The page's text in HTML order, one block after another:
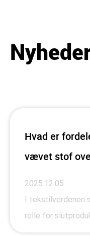
Hvad er
vævet stof
2025.12.05
I
rolle for